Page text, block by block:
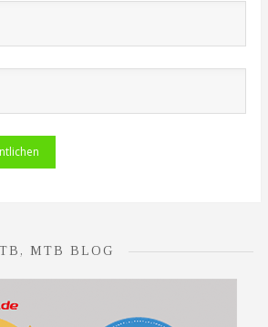
MTB BLOG